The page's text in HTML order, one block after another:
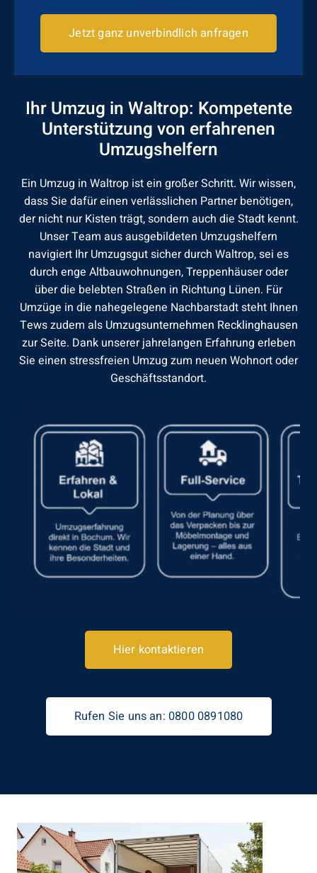
Jetzt ganz unverbindlich anfragen
Ihr Umzug in Waltrop: Kompetente
Unterstützung von erfahrenen
Umzugshelfern
Ein Umzug in Waltrop ist ein großer Schritt. Wir wissen,
dass Sie dafür einen verlässlichen Partner benötigen,
der nicht nur Kisten trägt, sondern auch die Stadt kennt.
Unser Team aus ausgebildeten Umzugshelfern
navigiert Ihr Umzugsgut sicher durch Waltrop, sei es
durch enge Altbauwohnungen, Treppenhäuser oder
über die belebten Straßen in Richtung Lünen. Für
Umzüge in die nahegelegene Nachbarstadt steht Ihnen
Tews zudem als Umzugsunternehmen Recklinghausen
zur Seite. Dank unserer jahrelangen Erfahrung erleben
Sie einen stressfreien Umzug zum neuen Wohnort oder
Geschäftsstandort.
Hier kontaktieren
Rufen Sie uns an: 0800 0891080